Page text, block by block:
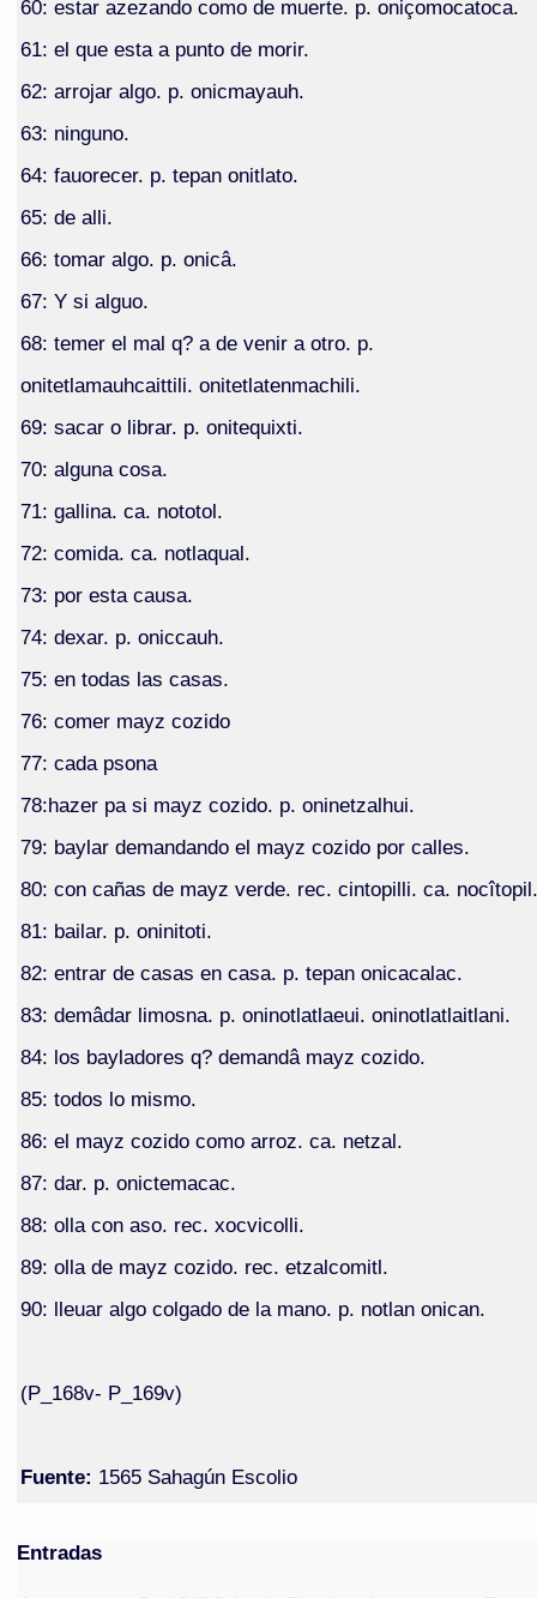
60: estar azezando como de muerte. p. oniçomocatoca.
61: el que esta a punto de morir.
62: arrojar algo. p. onicmayauh.
63: ninguno.
64: fauorecer. p. tepan onitlato.
65: de alli.
66: tomar algo. p. onicâ.
67: Y si alguo.
68: temer el mal q? a de venir a otro. p.
onitetlamauhcaittili. onitetlatenmachili.
69: sacar o librar. p. onitequixti.
70: alguna cosa.
71: gallina. ca. nototol.
72: comida. ca. notlaqual.
73: por esta causa.
74: dexar. p. oniccauh.
75: en todas las casas.
76: comer mayz cozido
77: cada psona
78:hazer pa si mayz cozido. p. oninetzalhui.
79: baylar demandando el mayz cozido por calles.
80: con cañas de mayz verde. rec. cintopilli. ca. nocîtopil.
81: bailar. p. oninitoti.
82: entrar de casas en casa. p. tepan onicacalac.
83: demâdar limosna. p. oninotlatlaeui. oninotlatlaitlani.
84: los bayladores q? demandâ mayz cozido.
85: todos lo mismo.
86: el mayz cozido como arroz. ca. netzal.
87: dar. p. onictemacac.
88: olla con aso. rec. xocvicolli.
89: olla de mayz cozido. rec. etzalcomitl.
90: lleuar algo colgado de la mano. p. notlan onican.
(P_168v- P_169v)
Fuente: 1565 Sahagún Escolio
Entradas